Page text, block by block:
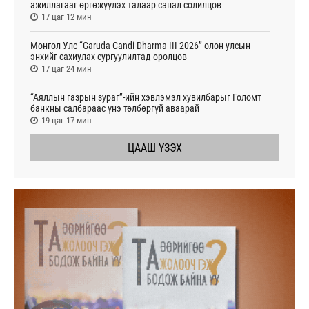
ажиллагааг өргөжүүлэх талаар санал солилцов
17 цаг 12 мин
Монгол Улс “Garuda Candi Dharma III 2026” олон улсын
энхийг сахиулах сургуулилтад оролцов
17 цаг 24 мин
“Аяллын газрын зураг”-ийн хэвлэмэл хувилбарыг Голомт
банкны салбараас үнэ төлбөргүй аваарай
19 цаг 17 мин
ЦААШ ҮЗЭХ